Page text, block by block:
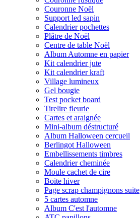
Couronne Noël
Support led sapin
Calendrier pochettes
Plâtre de Noël
Centre de table Noël
Album Automne en papier
Kit calendrier jute
Kit calendrier kraft
Village lumineux
Gel bougie
Test pocket board
Tirelire fleurie
Cartes et araignée
Mini-album déstructuré
Album Halloween cercueil
Berlingot Halloween
Embellissements timbres
Calendrier cheminée
Moule cachet de cire
Boite hiver
Page scrap champignons suite
5 cartes automne
Album C'est l'automne